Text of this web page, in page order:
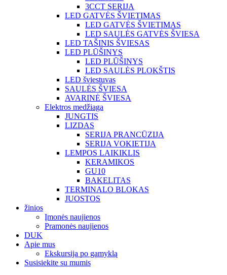
3CCT SERIJA
LED GATVĖS ŠVIETIMAS
LED GATVĖS ŠVIETIMAS
LED SAULĖS GATVĖS ŠVIESA
LED TAŠINIS ŠVIESAS
LED PLŪŠINYS
LED PLŪŠINYS
LED SAULĖS PLOKŠTIS
LED šviestuvas
SAULĖS ŠVIESA
AVARINĖ ŠVIESA
Elektros medžiaga
JUNGTIS
LIZDAS
SERIJA PRANCŪZIJA
SERIJA VOKIETIJA
LEMPOS LAIKIKLIS
KERAMIKOS
GU10
BAKELITAS
TERMINALO BLOKAS
JUOSTOS
žinios
Įmonės naujienos
Pramonės naujienos
DUK
Apie mus
Ekskursija po gamyklą
Susisiekite su mumis